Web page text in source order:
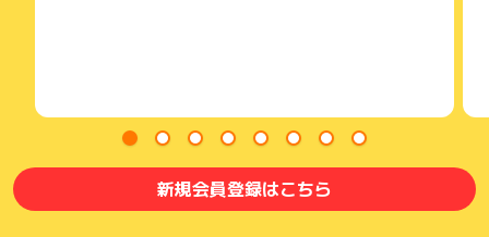
新規会員登録はこちら